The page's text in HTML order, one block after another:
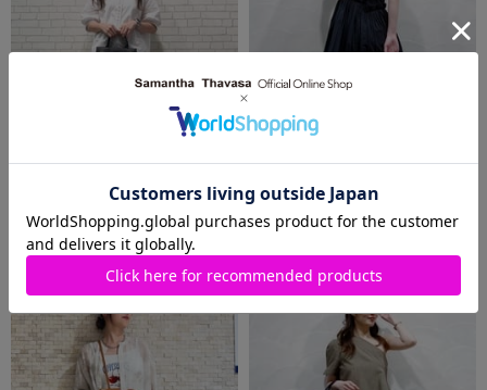
2026.08.06
Samantha Thavasa
Samantha Thavasa